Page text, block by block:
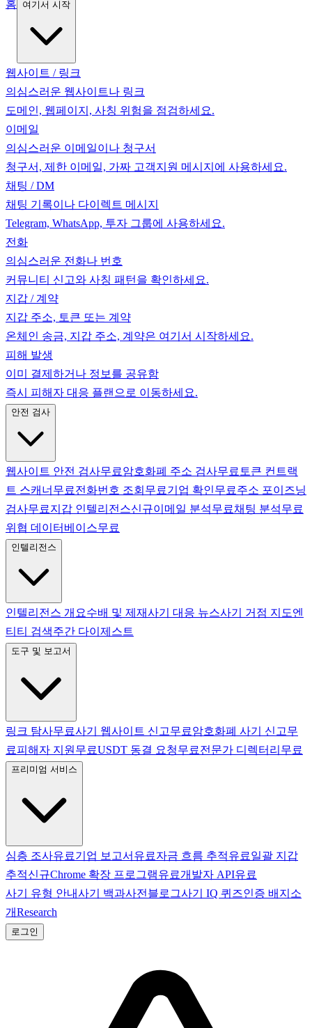
홈 여기서 시작
웹사이트 / 링크
의심스러운 웹사이트나 링크
도메인, 웹페이지, 사칭 위험을 점검하세요.
이메일
의심스러운 이메일이나 청구서
청구서, 제한 이메일, 가짜 고객지원 메시지에 사용하세요.
채팅 / DM
채팅 기록이나 다이렉트 메시지
Telegram, WhatsApp, 투자 그룹에 사용하세요.
전화
의심스러운 전화나 번호
커뮤니티 신고와 사칭 패턴을 확인하세요.
지갑 / 계약
지갑 주소, 토큰 또는 계약
온체인 송금, 지갑 주소, 계약은 여기서 시작하세요.
피해 발생
이미 결제하거나 정보를 공유함
즉시 피해자 대응 플랜으로 이동하세요.
안전 검사
웹사이트 안전 검사무료암호화폐 주소 검사무료 토큰 컨트랙
트 스캐너 무료전화번호 조회 무료기업 확인무료주소 포이즈닝
검사무료지갑 인텔리전스신규이메일 분석무료채팅 분석무료
위협 데이터베이스무료
인텔리전스
인텔리전스 개요수배 및 제재사기 대응 뉴스사기 거점 지도엔
티티 검색주간 다이제스트
도구 및 보고서
링크 탐사무료사기 웹사이트 신고무료암호화폐 사기 신고무
료피해자 지원 무료USDT 동결 요청무료전문가 디렉터리 무료
프리미엄 서비스
심층 조사유료기업 보고서 유료자금 흐름 추적유료일괄 지갑
추적신규Chrome 확장 프로그램유료개발자 API유료
사기 유형 안내사기 백과사전 블로그사기 IQ 퀴즈인증 배지 소
개Research
로그인